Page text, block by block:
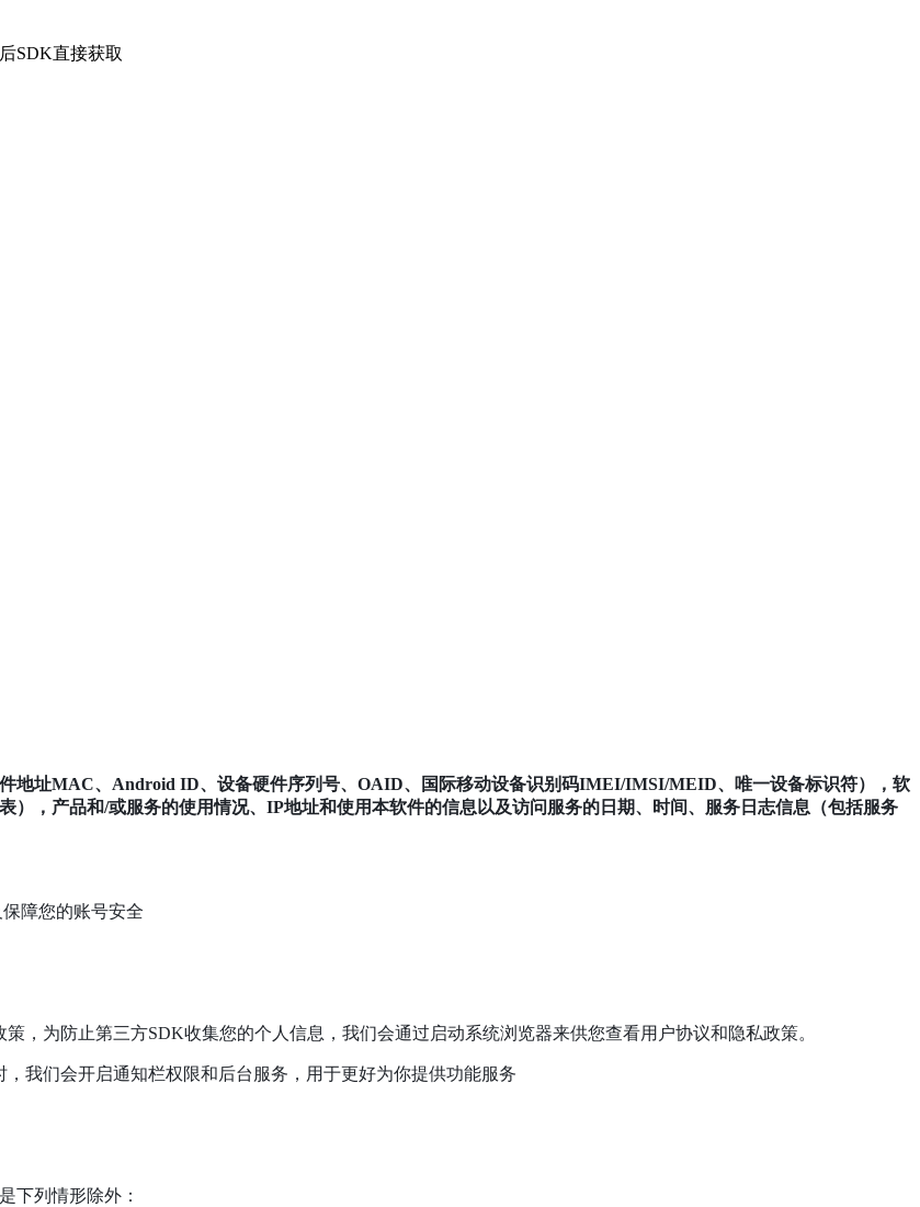
SDK直接获取
地址MAC、Android ID、设备硬件序列号、OAID、国际移动设备识别码IMEI/IMSI/MEID、唯一设备标识符），软
，产品和/或服务的使用情况、IP地址和使用本软件的信息以及访问服务的日期、时间、服务日志信息（包括服务
障您的账号安全
，为防止第三方SDK收集您的个人信息，我们会通过启动系统浏览器来供您查看用户协议和隐私政策。
我们会开启通知栏权限和后台服务，用于更好为你提供功能服务
下列情形除外：